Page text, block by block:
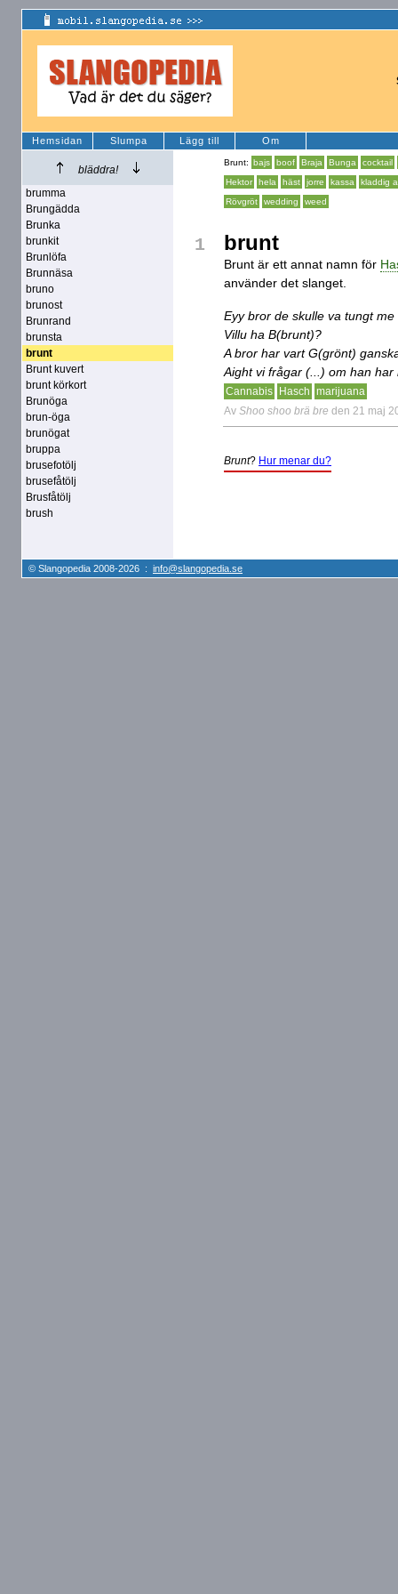
Hemsidan Slumpa Lägg till Om
bläddra!
brumma
Brungädda
Brunka
brunkit
Brunlöfa
Brunnäsa
bruno
brunost
Brunrand
brunsta
brunt
Brunt kuvert
brunt körkort
Brunöga
brun-öga
brunögat
bruppa
brusefotölj
brusefåtölj
Brusfåtölj
brush
Brunt: bajs boof Braja Bunga
cocktail
Hektor
hela häst jorre kassa
kladdig
Rövgröt
wedding weed
1 brunt
Brunt är ett annat namn för
använder det slanget.
Eyy bror de skulle va tungt
Villu ha B(brunt)?
A bror har vart G(grönt)
Aight vi frågar (...) om han har
Cannabis Hasch marijuana
Av Shoo shoo brä bre den 21 maj
Brunt? Hur menar du?
© Slangopedia 2008-2026 : info@slangopedia.se